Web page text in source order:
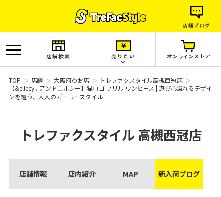
店舗ブログ
店舗検索 売りたい オンラインストア
TOP 店舗 大阪府のお店
トレファクスタイル高槻西冠店
【&ellecy / アンドエルシー】猫ロゴ フリル ワンピース | 遊び心溢れるデザイ
ンを纏う、大人のガーリースタイル
トレファクスタイル 高槻西冠店
店舗情報 店内紹介 MAP 新入荷ブログ